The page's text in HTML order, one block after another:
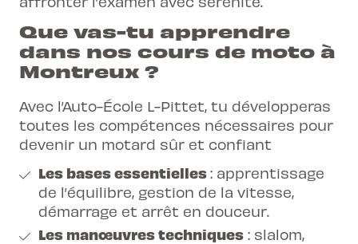
Que vas-tu apprendre
dans nos cours de moto à
Montreux ?
Avec l’Auto-École L-Pittet, tu développeras
toutes les compétences nécessaires pour
devenir un motard sûr et confiant
Les bases essentielles: apprentissage
de l’équilibre, gestion de la vitesse,
démarrage et arrêt en douceur.
Les manœuvres techniques : slalom,